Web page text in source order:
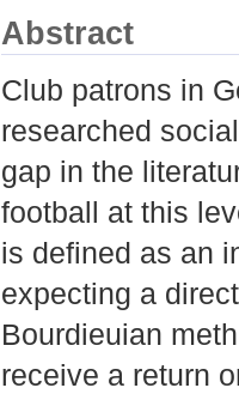
Abstract
Club patrons in
researched
gap in the
football at this
is defined as an
expecting a
Bourdieuian
receive a return